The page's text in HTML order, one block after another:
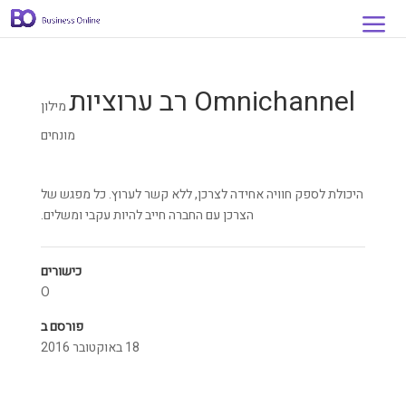
Omnichannel רב ערוציות
מילון
מונחים
היכולת לספק חוויה אחידה לצרכן, ללא קשר לערוץ. כל מפגש של
הצרכן עם החברה חייב להיות עקבי ומשלים.
כישורים
O
פורסם ב
18 באוקטובר 2016